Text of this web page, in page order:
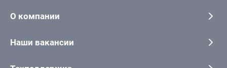
О компании
Наши вакансии